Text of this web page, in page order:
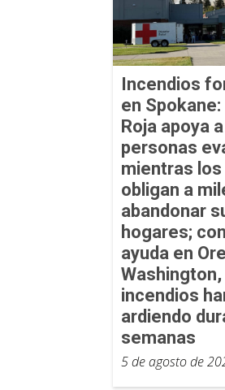
Incendios
en Spokane:
Roja apoya
personas
mientras
obligan a
abandonar
hogares;
ayuda en
incendios
ardiendo
semanas
5 de agosto de